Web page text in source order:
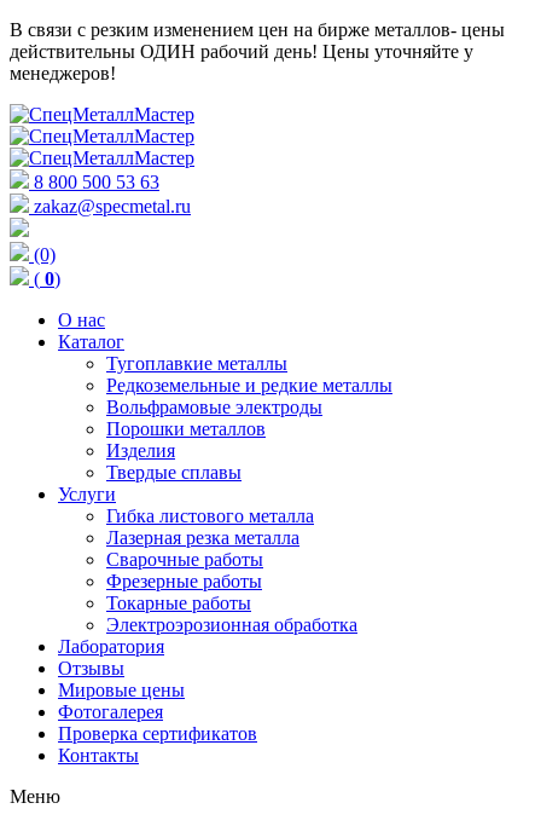
В связи с резким изменением цен на бирже металлов- цены
действительны ОДИН рабочий день! Цены уточняйте у
менеджеров!
8 800 500 53 63
zakaz@specmetal.ru
(0)
( 0)
О нас
Каталог
Тугоплавкие металлы
Редкоземельные и редкие металлы
Вольфрамовые электроды
Порошки металлов
Изделия
Твердые сплавы
Услуги
Гибка листового металла
Лазерная резка металла
Сварочные работы
Фрезерные работы
Токарные работы
Электроэрозионная обработка
Лаборатория
Отзывы
Мировые цены
Фотогалерея
Проверка сертификатов
Контакты
Меню